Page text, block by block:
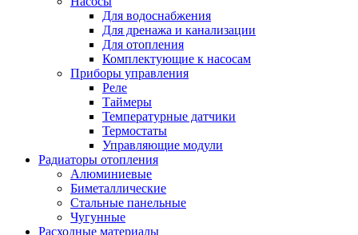
Для водоснабжения
Для дренажа и канализации
Для отопления
Комплектующие к насосам
Приборы управления
Реле
Таймеры
Температурные датчики
Термостаты
Управляющие модули
Радиаторы отопления
Алюминиевые
Биметаллические
Стальные панельные
Чугунные
Расходные материалы